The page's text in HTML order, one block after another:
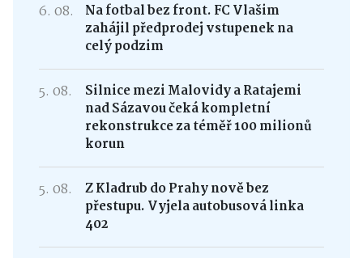
6. 08.
Na fotbal bez front. FC Vlašim
zahájil předprodej vstupenek na
celý podzim
5. 08.
Silnice mezi Malovidy a Ratajemi
nad Sázavou čeká kompletní
rekonstrukce za téměř 100 milionů
korun
5. 08.
Z Kladrub do Prahy nově bez
přestupu. Vyjela autobusová linka
402